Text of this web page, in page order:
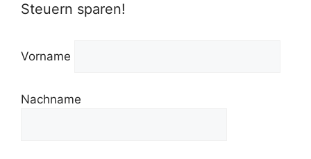
Steuern sparen!
Vorname
Nachname